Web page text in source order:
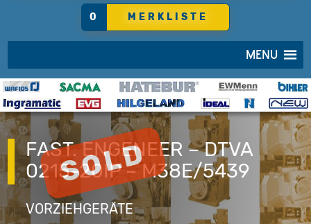
0 MERKLISTE
MENU
FAST. ENGENEER – DTVA
0215-20IP – M38E/5439
VORZIEHGERÄTE